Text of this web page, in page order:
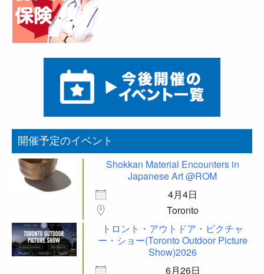
開催予定のイベント
Shokkan Material Encounters in
Japanese Art @ROM
4月4日
Toronto
トロント・アウトドア・ピクチャ
ー・ショー(Toronto Outdoor Picture
Show)2026
6月26日